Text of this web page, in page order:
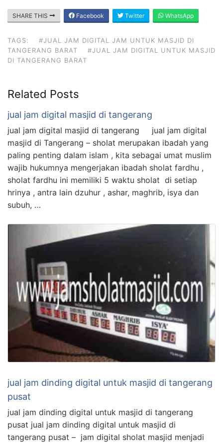
SHARE THIS Facebook Twitter WhatsApp
TAGS:
#JUAL JAM DIGITAL JAM UNTUK MASJID DI
TANGERANG BARAT
#JUAL JAM DIGITAL UNTUK MASJID
DI TANGERANG BARAT
Related Posts
jual jam digital masjid di tangerang
jual jam digital masjid di tangerang jual jam digital
masjid di Tangerang – sholat merupakan ibadah yang
paling penting dalam islam , kita sebagai umat muslim
wajib hukumnya mengerjakan ibadah sholat fardhu ,
sholat fardhu ini memiliki 5 waktu sholat di setiap
hrinya , antra lain dzuhur , ashar, maghrib, isya dan
subuh, …
jual jam dinding digital untuk masjid di tangerang
pusat
jual jam dinding digital untuk masjid di tangerang
pusat jual jam dinding digital untuk masjid di
tangerang pusat – jam digital sholat masjid menjadi